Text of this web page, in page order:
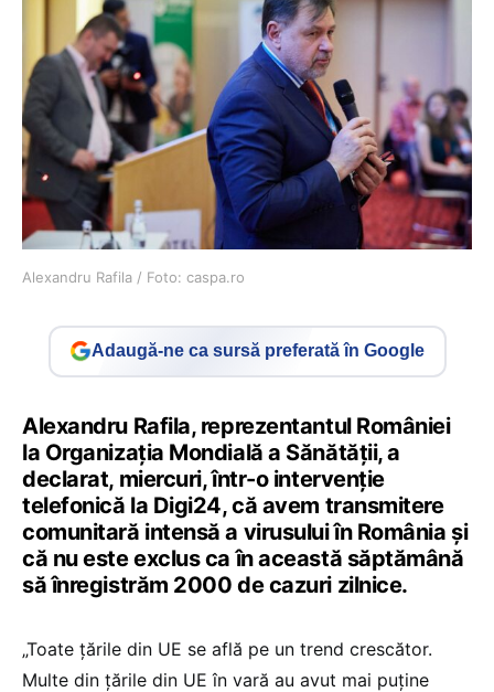
Alexandru Rafila / Foto: caspa.ro
Adaugă-ne ca sursă preferată în Google
Alexandru Rafila, reprezentantul României
la Organizația Mondială a Sănătății, a
declarat, miercuri, într-o intervenție
telefonică la Digi24, că avem transmitere
comunitară intensă a virusului în România și
că nu este exclus ca în această săptămână
să înregistrăm 2000 de cazuri zilnice.
„Toate țările din UE se află pe un trend crescător.
Multe din țările din UE în vară au avut mai puține